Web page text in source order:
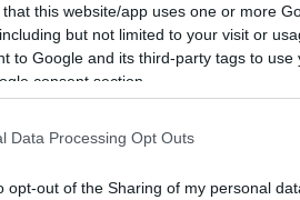
that this website/app uses one or more
but not limited to your visit or
to Google and its third-party tags to
consent section.
Data Processing Opt Outs
opt-out of the Sharing of my personal
Η νέα
είναι και πώς
της πανδημίας του
Ιών» προσπαθώντας να εξηγήσει